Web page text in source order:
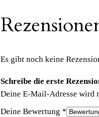
Es gibt noch keine
Schreibe die erste
Deine E-Mail-Adresse wird
Deine Bewertung *